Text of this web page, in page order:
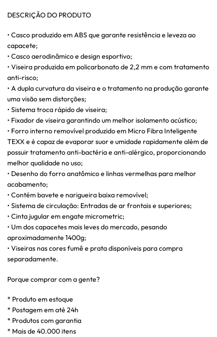
DESCRIÇÃO DO PRODUTO
• Casco produzido em ABS que garante resistência e leveza ao
capacete;
• Casco aerodinâmico e design esportivo;
• Viseira produzida em policarbonato de 2,2 mm e com tratamento
anti-risco;
• A dupla curvatura da viseira e o tratamento na produção garante
uma visão sem distorções;
• Sistema troca rápido de viseira;
• Fixador de viseira garantindo um melhor isolamento acústico;
• Forro interno removível produzido em Micro Fibra Inteligente
TEXX e é capaz de evaporar suor e umidade rapidamente além de
possuir tratamento anti-bactéria e anti-alérgico, proporcionando
melhor qualidade no uso;
• Desenho do forro anatômico e linhas vermelhas para melhor
acabamento;
• Contém bavete e narigueira baixa removível;
• Sistema de circulação: Entradas de ar frontais e superiores;
• Cinta jugular em engate micrometric;
• Um dos capacetes mais leves do mercado, pesando
aproximadamente 1400g;
• Viseiras nas cores fumê e prata disponíveis para compra
separadamente.
Porque comprar com a gente?
* Produto em estoque
* Postagem em até 24h
* Produtos com garantia
* Mais de 40.000 itens